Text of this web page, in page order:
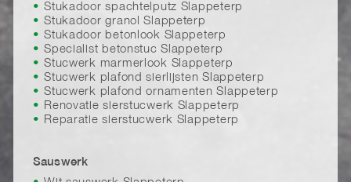
Stukadoor spachtelputz Slappeterp
Stukadoor granol Slappeterp
Stukadoor betonlook Slappeterp
Specialist betonstuc Slappeterp
Stucwerk marmerlook Slappeterp
Stucwerk plafond sierlijsten Slappeterp
Stucwerk plafond ornamenten Slappeterp
Renovatie sierstucwerk Slappeterp
Reparatie sierstucwerk Slappeterp
Sauswerk